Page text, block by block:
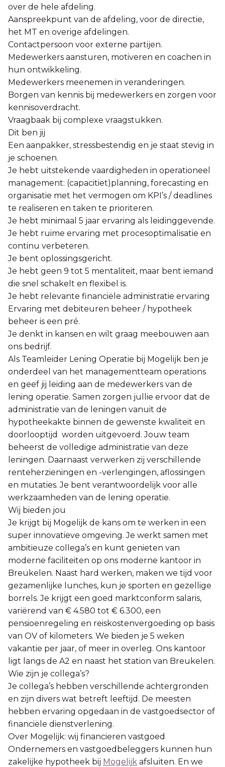
over de hele afdeling.
Aanspreekpunt van de afdeling, voor de directie,
het MT en overige afdelingen.
Contactpersoon voor externe partijen.
Medewerkers aansturen, motiveren en coachen in
hun ontwikkeling.
Medewerkers meenemen in veranderingen.
Borgen van kennis bij medewerkers en zorgen voor
kennisoverdracht.
Vraagbaak bij complexe vraagstukken.
Dit ben jij
Een aanpakker, stressbestendig en je staat stevig in
je schoenen.
Je hebt uitstekende vaardigheden in operationeel
management: (capacitiet)planning, forecasting en
organisatie met het vermogen om KPI’s / deadlines
te realiseren en taken te prioriteren.
Je hebt minimaal 5 jaar ervaring als leidinggevende.
Je hebt ruime ervaring met procesoptimalisatie en
continu verbeteren.
Je bent oplossingsgericht.
Je hebt geen 9 tot 5 mentaliteit, maar bent iemand
die snel schakelt en flexibel is.
Je hebt relevante financiële administratie ervaring
Ervaring met debiteuren beheer / hypotheek
beheer is een pré.
Je denkt in kansen en wilt graag meebouwen aan
ons bedrijf.
Als Teamleider Lening Operatie bij Mogelijk ben je
onderdeel van het managementteam operations
en geef jij leiding aan de medewerkers van de
lening operatie. Samen zorgen jullie ervoor dat de
administratie van de leningen vanuit de
hypotheekakte binnen de gewenste kwaliteit en
doorlooptijd worden uitgevoerd. Jouw team
beheerst de volledige administratie van deze
leningen. Daarnaast verwerken zij verschillende
renteherzieningen en -verlengingen, aflossingen
en mutaties. Je bent verantwoordelijk voor alle
werkzaamheden van de lening operatie.
Wij bieden jou
Je krijgt bij Mogelijk de kans om te werken in een
super innovatieve omgeving. Je werkt samen met
ambitieuze collega’s en kunt genieten van
moderne faciliteiten op ons moderne kantoor in
Breukelen. Naast hard werken, maken we tijd voor
gezamenlijke lunches, kun je sporten en gezellige
borrels. Je krijgt een goed marktconform salaris,
variërend van € 4.580 tot € 6.300, een
pensioenregeling en reiskostenvergoeding op basis
van OV of kilometers. We bieden je 5 weken
vakantie per jaar, of meer in overleg. Ons kantoor
ligt langs de A2 en naast het station van Breukelen.
Wie zijn je collega’s?
Je collega’s hebben verschillende achtergronden
en zijn divers wat betreft leeftijd. De meesten
hebben ervaring opgedaan in de vastgoedsector of
financiële dienstverlening.
Over Mogelijk: wij financieren vastgoed
Ondernemers en vastgoedbeleggers kunnen hun
zakelijke hypotheek bij Mogelijk afsluiten. En we